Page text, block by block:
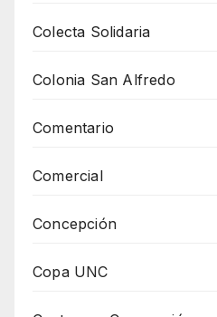
Colecta Solidaria
Colonia San Alfredo
Comentario
Comercial
Concepción
Copa UNC